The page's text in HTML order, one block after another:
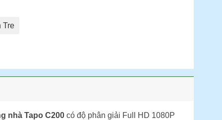
Tre
nhà Tapo C200có độ phân giải Full HD 1080P